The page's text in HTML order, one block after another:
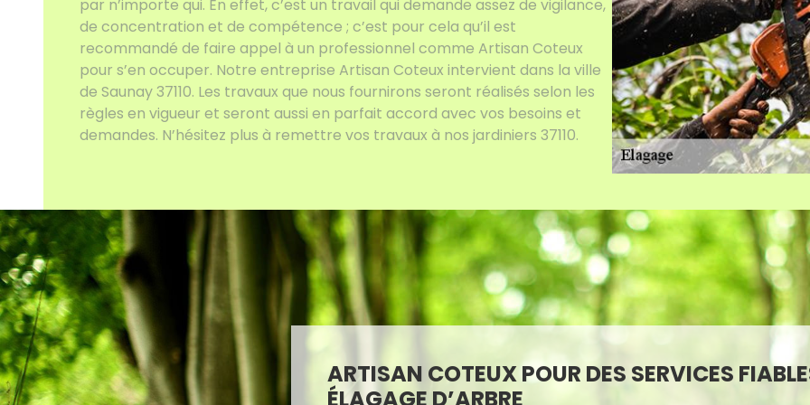
par n’importe qui. En effet, c’est un travail qui demande assez de vigilance,
de concentration et de compétence ; c’est pour cela qu’il est
recommandé de faire appel à un professionnel comme Artisan Coteux
pour s’en occuper. Notre entreprise Artisan Coteux intervient dans la ville
de Saunay 37110. Les travaux que nous fournirons seront réalisés selon les
règles en vigueur et seront aussi en parfait accord avec vos besoins et
demandes. N’hésitez plus à remettre vos travaux à nos jardiniers 37110.
ARTISAN COTEUX POUR DES SERVICES